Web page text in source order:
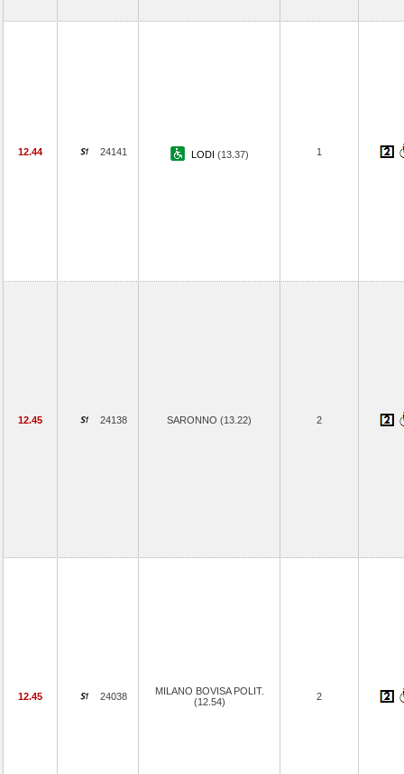
12.44 24141 LODI (13.37) 1
12.45 24138 SARONNO (13.22) 2
12.45 24038
MILANO BOVISA POLIT.
(12.54)
2